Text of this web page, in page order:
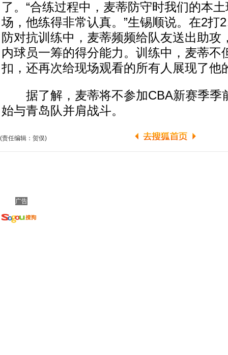
了。“合练过程中，麦蒂防守时我们的本
场，他练得非常认真。”生锡顺说。在2打
防对抗训练中，麦蒂频频给队友送出助攻
内球员一筹的得分能力。训练中，麦蒂不
扣，还再次给现场观看的所有人展现了他
据了解，麦蒂将不参加CBA新赛季季
始与青岛队并肩战斗。
(责任编辑：贺俣)
广告